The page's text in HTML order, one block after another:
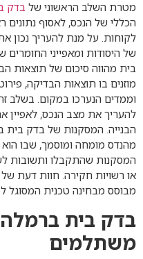
מטרת השלב הראשוני של בדק
הכללי של הנכס, לאסוף נתונים
לקוחות. על מנת להעריך נכון
של היסודות ומאפייני
בית מהווה סיכום של תוצאות
מוזנים בו תוצאות הבדיקה,
וממדים הנערכו במקום. בשלב
להעריך את מצב הנכס, לאפיין
הבנייה. המסקנות של בדק בית
מהנדס מומחה ומוסמך, שבו
המסקנות שהתקבלו ותשובות
או רשויות חקירה. חוות דעת
מבוסס מבחינה טכנית המסוגל
בדק בית
משתלמים